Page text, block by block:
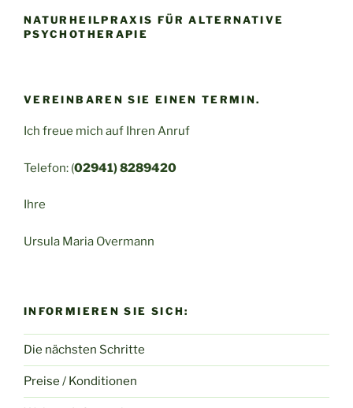
NATURHEILPRAXIS FÜR ALTERNATIVE
PSYCHOTHERAPIE
VEREINBAREN SIE EINEN TERMIN.
Ich freue mich auf Ihren Anruf
Telefon: (02941) 8289420
Ihre
Ursula Maria Overmann
INFORMIEREN SIE SICH:
Die nächsten Schritte
Preise / Konditionen